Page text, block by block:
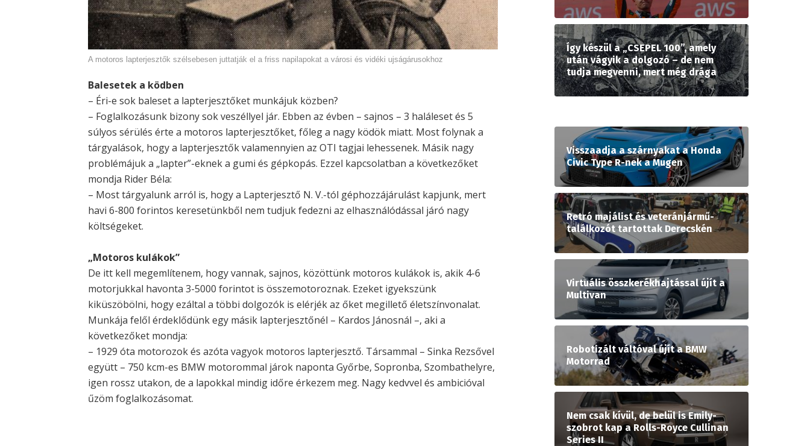
A motoros lapterjesztők szélsebesen juttatják el a friss napilapokat a városi és vidéki ujságárusokhoz
Balesetek a ködben
– Éri-e sok baleset a lapterjesztőket munkájuk közben?
– Foglalkozásunk bizony sok veszéllyel jár. Ebben az évben – sajnos – 3 haláleset és 5
súlyos sérülés érte a motoros lapterjesztőket, főleg a nagy ködök miatt. Most folynak a
tárgyalások, hogy a lapterjesztők valamennyien az OTI tagjai lehessenek. Másik nagy
problémájuk a „lapter”-eknek a gumi és gépkopás. Ezzel kapcsolatban a következőket
mondja Rider Béla:
– Most tárgyalunk arról is, hogy a Lapterjesztő N. V.-tól géphozzájárulást kapjunk, mert
havi 6-800 forintos keresetünkből nem tudjuk fedezni az elhasználódással járó nagy
költségeket.
„Motoros kulákok”
De itt kell megemlítenem, hogy vannak, sajnos, közöttünk motoros kulákok is, akik 4-6
motorjukkal havonta 3-5000 forintot is összemotoroznak. Ezeket igyekszünk
kiküszöbölni, hogy ezáltal a többi dolgozók is elérjék az őket megillető életszínvonalat.
Munkája felől érdeklődünk egy másik lapterjesztőnél – Kardos Jánosnál –, aki a
következőket mondja:
– 1929 óta motorozok és azóta vagyok motoros lapterjesztő. Társammal – Sinka Rezsővel
együtt – 750 kcm-es BMW motorommal járok naponta Győrbe, Sopronba, Szombathelyre,
igen rossz utakon, de a lapokkal mindig időre érkezem meg. Nagy kedvvel és ambicióval
űzöm foglalkozásomat.
Így készül a „CSEPEL 100”, amely
után vágyik a dolgozó – de nem
tudja megvenni, mert még drága
Visszaadja a szárnyakat a Honda
Civic Type R-nek a Mugen
Retró majálist és veteránjármű-
találkozót tartottak Derecskén
Virtuális összkerékhajtással újít a
Multivan
Robotizált váltóval újít a BMW
Motorrad
Nem csak kívül, de belül is Emily-
szobrot kap a Rolls-Royce Cullinan
Series II